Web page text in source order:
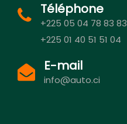
Téléphone
+225 05 04 78 83 83
+225 01 40 51 51 04
E-mail
info@auto.ci